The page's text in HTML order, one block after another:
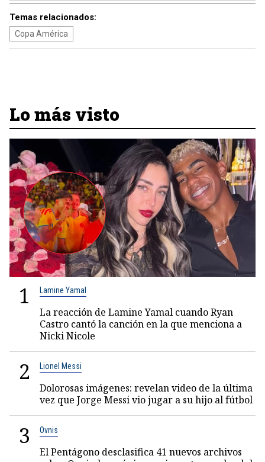
Temas relacionados:
Copa América
Lo más visto
1 Lamine Yamal
La reacción de Lamine Yamal cuando Ryan
Castro cantó la canción en la que menciona a
Nicki Nicole
2 Lionel Messi
Dolorosas imágenes: revelan video de la última
vez que Jorge Messi vio jugar a su hijo al fútbol
3 Ovnis
El Pentágono desclasifica 41 nuevos archivos